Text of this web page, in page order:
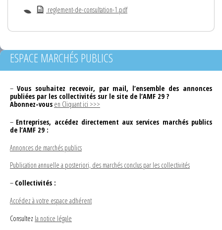
reglement-de-consultation-1.pdf
ESPACE MARCHÉS PUBLICS
– Vous souhaitez recevoir, par mail, l’ensemble des annonces
publiées par les collectivités sur le site de l’AMF 29 ?
Abonnez-vous en Cliquant ici >>>
– Entreprises, accédez directement aux services marchés publics
de l’AMF 29 :
Annonces de marchés publics
Publication annuelle a posteriori, des marchés conclus par les collectivités
– Collectivités :
Accédez à votre espace adhérent
Consultez la notice légale